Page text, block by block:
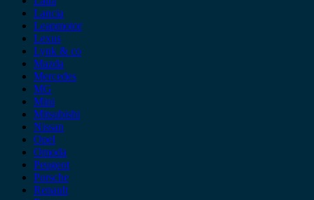
Lancia
Leapmotor
Lexus
Lynk & co
Mazda
Mercedes
MG
Mini
Mitsubishi
Nissan
Opel
Omoda
Peugeot
Porsche
Renault